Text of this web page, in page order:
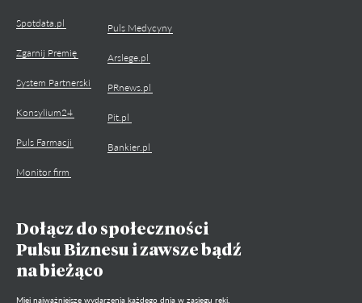
Spotdata.pl
Zgarnij Premię
System Partnerski
Konsylium24
Puls Farmacji
Monitor firm
Puls Medycyny
Arslege.pl
PRnews.pl
Pit.pl
Bankier.pl
Dołącz do społeczności
Pulsu Biznesu i zawsze bądź
na bieżąco
Miej najważniejsze wydarzenia każdego dnia w zasięgu ręki.